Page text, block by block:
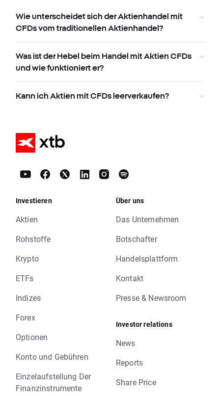
Wie unterscheidet sich der Aktienhandel mit
CFDs vom traditionellen Aktienhandel?
Was ist der Hebel beim Handel mit Aktien CFDs
und wie funktioniert er?
Kann ich Aktien mit CFDs leerverkaufen?
Investieren
Aktien
Rohstoffe
Krypto
ETFs
Indizes
Forex
Optionen
Konto und Gebühren
Einzelaufstellung Der
Finanzinstrumente
Über uns
Das Unternehmen
Botschafter
Handelsplattform
Kontakt
Presse & Newsroom
Investor relations
News
Reports
Share Price